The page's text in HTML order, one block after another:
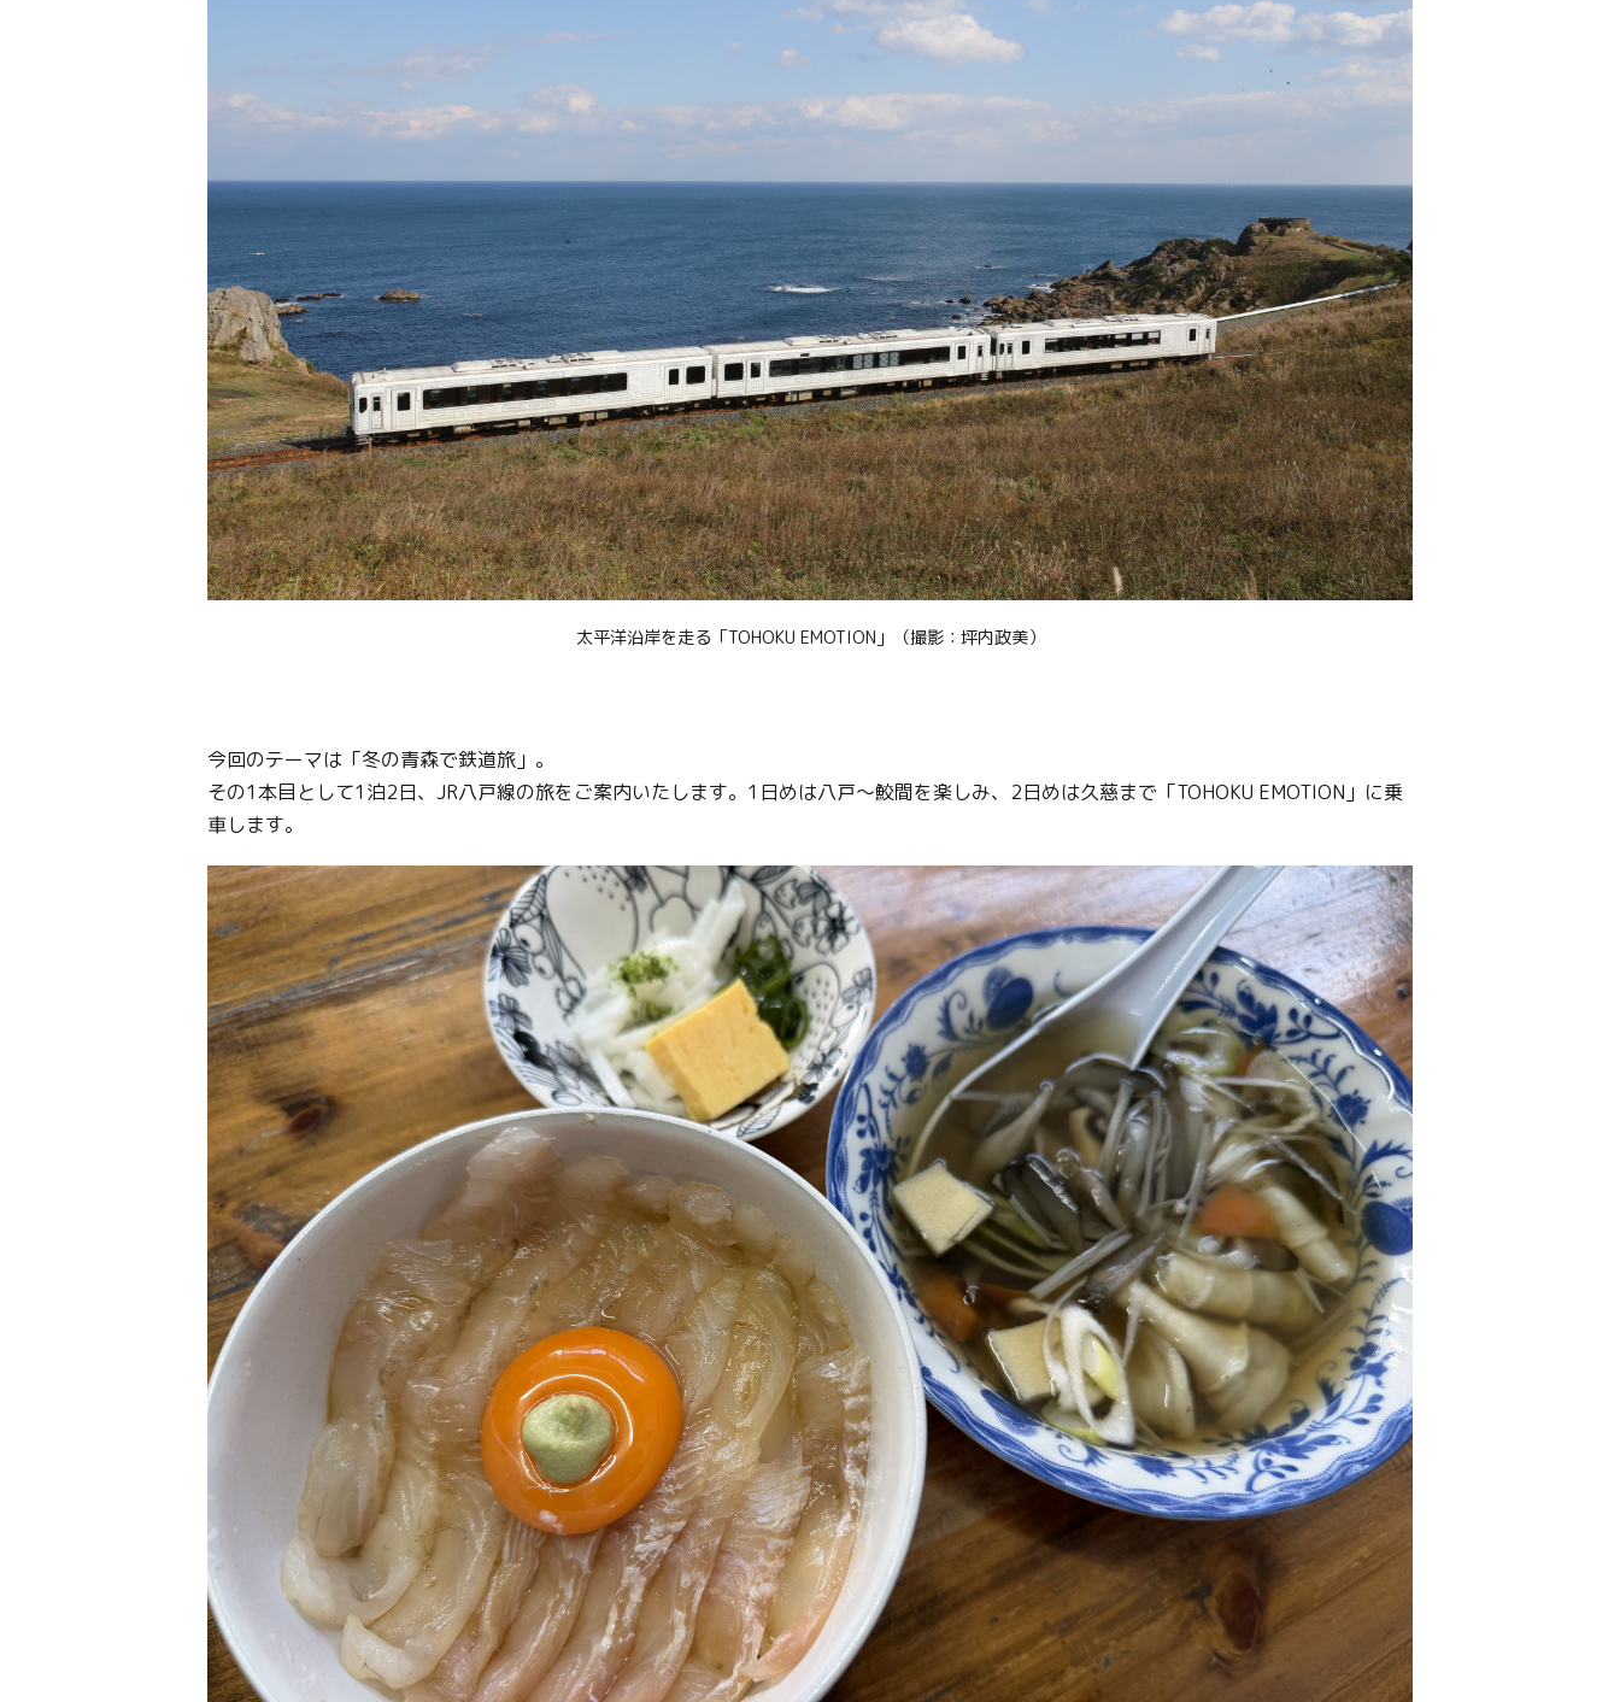
太平洋沿岸を走る「TOHOKU EMOTION」（撮影：坪内政美）
今回のテーマは「冬の青森で鉄道旅」。
その1本目として1泊2日、JR八戸線の旅をご案内いたします。1日めは八戸〜鮫間を楽しみ、2日めは久慈まで「TOHOKU EMOTION」に乗
車します。
Line
Copy URL